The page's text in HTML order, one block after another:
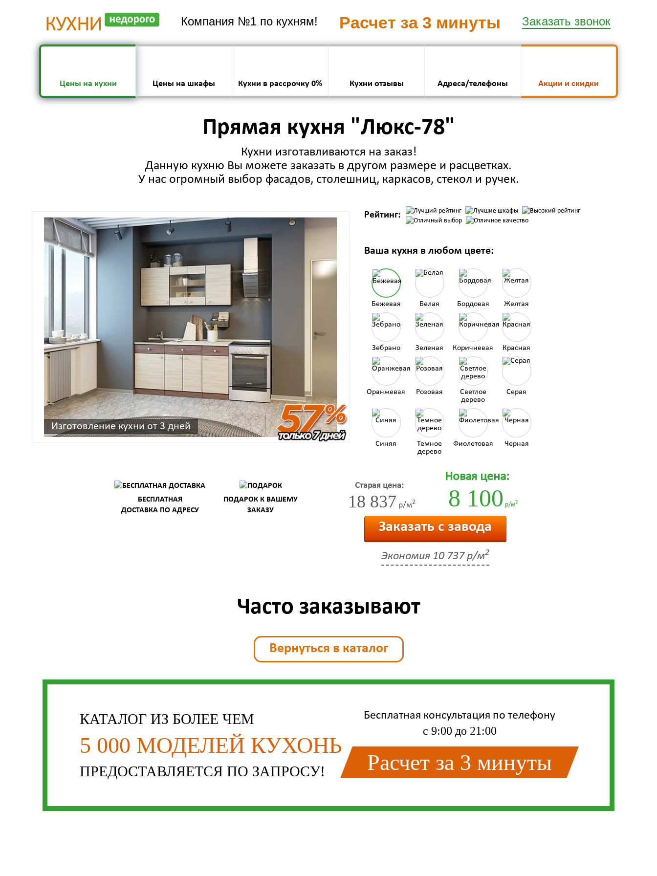
Компания №1 по кухням! Расчет за 3 минуты Заказать звонок
Цены на кухни Цены на шкафы Кухни в рассрочку 0% Кухни отзывы Адреса/телефоны Акции и скидки
Прямая кухня "Люкс-78"
Кухни изготавливаются на заказ!
Данную кухню Вы можете заказать в другом размере и расцветках.
У нас огромный выбор фасадов, столешниц, каркасов, стекол и ручек.
Изготовление кухни от 3 дней
Рейтинг:
Ваша кухня в любом цвете:
Бежевая Белая Бордовая Желтая
Зебрано Зеленая Коричневая Красная
Оранжевая Розовая
Светлое
дерево
Серая
Синяя
Темное
дерево
Фиолетовая Черная
БЕСПЛАТНАЯ
ДОСТАВКА ПО АДРЕСУ
ПОДАРОК К ВАШЕМУ
ЗАКАЗУ
Старая цена:
18 837 р/м2
Новая цена:
8 100 р/м2
Заказать с завода
Экономия 10 737 р/м2
Часто заказывают
Вернуться в каталог
КАТАЛОГ ИЗ БОЛЕЕ ЧЕМ
5 000 МОДЕЛЕЙ КУХОНЬ
ПРЕДОСТАВЛЯЕТСЯ ПО ЗАПРОСУ!
Бесплатная консультация по телефону
с 9:00 до 21:00
Расчет за 3 минуты